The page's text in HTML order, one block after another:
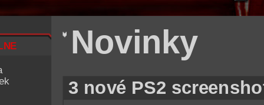
Novinky
3 nové PS2